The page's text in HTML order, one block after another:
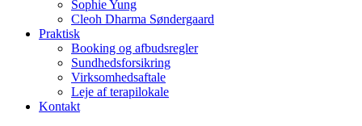
Sophie Yung
Cleoh Dharma Søndergaard
Praktisk
Booking og afbudsregler
Sundhedsforsikring
Virksomhedsaftale
Leje af terapilokale
Kontakt